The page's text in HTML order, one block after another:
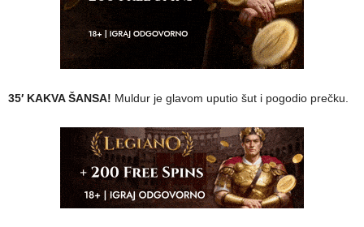
35′ KAKVA ŠANSA! Muldur je glavom uputio šut i pogodio prečku.